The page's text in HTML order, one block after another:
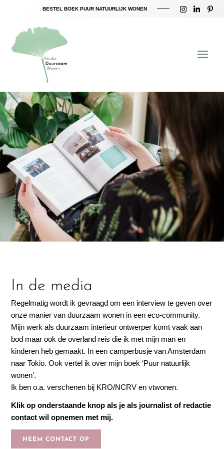
inhoud
BESTEL BOEK PUUR NATUURLIJK WONEN
In de media
Regelmatig wordt ik gevraagd om een interview te geven over
onze manier van duurzaam wonen in een eco-community.
Mijn werk als duurzaam interieur ontwerper komt vaak aan
bod maar ook de overland reis die ik met mijn man en
kinderen heb gemaakt. In een camperbusje van Amsterdam
naar Tokio. Ook vertel ik over mijn boek ‘Puur natuurlijk
wonen’.
Ik ben o.a. verschenen bij KRO/NCRV en vtwonen.
Klik op onderstaande knop als je als journalist of redactie
contact wil opnemen met mij.
NEEM CONTACT OP